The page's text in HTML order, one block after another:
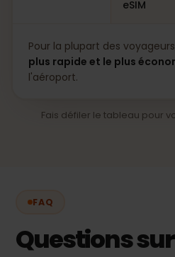
eSIM
Pour la plupart des
plus rapide et le plus
l'aéroport.
Fais défiler le tableau pour
FAQ
Questions